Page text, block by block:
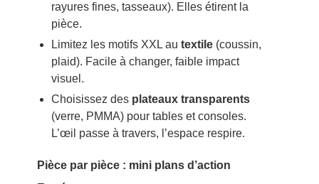
rayures fines, tasseaux). Elles étirent la
pièce.
Limitez les motifs XXL au textile(coussin,
plaid). Facile à changer, faible impact
visuel.
Choisissez des plateaux transparents
(verre, PMMA) pour tables et consoles.
L’œil passe à travers, l’espace respire.
Pièce par pièce : mini plans d’action